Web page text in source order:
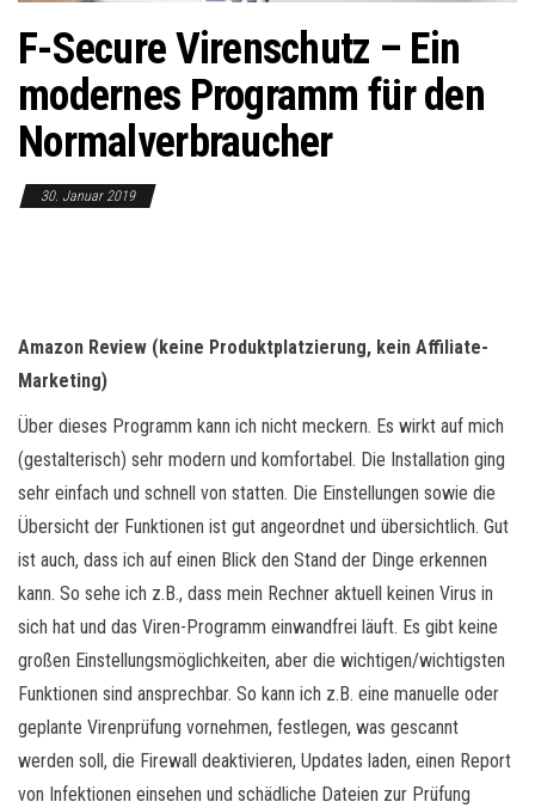
F-Secure Virenschutz – Ein
modernes Programm für den
Normalverbraucher
30. Januar 2019
Amazon Review (keine Produktplatzierung, kein Affiliate-
Marketing)
Über dieses Programm kann ich nicht meckern. Es wirkt auf mich
(gestalterisch) sehr modern und komfortabel. Die Installation ging
sehr einfach und schnell von statten. Die Einstellungen sowie die
Übersicht der Funktionen ist gut angeordnet und übersichtlich. Gut
ist auch, dass ich auf einen Blick den Stand der Dinge erkennen
kann. So sehe ich z.B., dass mein Rechner aktuell keinen Virus in
sich hat und das Viren-Programm einwandfrei läuft. Es gibt keine
großen Einstellungsmöglichkeiten, aber die wichtigen/wichtigsten
Funktionen sind ansprechbar. So kann ich z.B. eine manuelle oder
geplante Virenprüfung vornehmen, festlegen, was gescannt
werden soll, die Firewall deaktivieren, Updates laden, einen Report
von Infektionen einsehen und schädliche Dateien zur Prüfung